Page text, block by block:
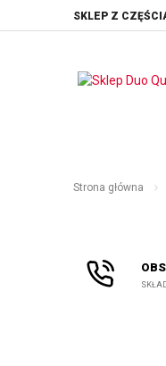
SKLEP Z
Strona główna